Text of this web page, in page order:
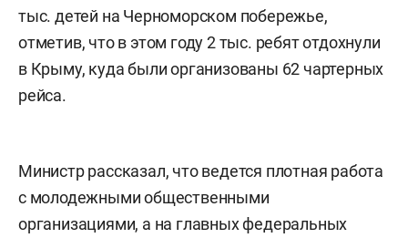
тыс. детей на Черноморском побережье,
отметив, что в этом году 2 тыс. ребят отдохнули
в Крыму, куда были организованы 62 чартерных
рейса.
Министр рассказал, что ведется плотная работа
с молодежными общественными
организациями, а на главных федеральных